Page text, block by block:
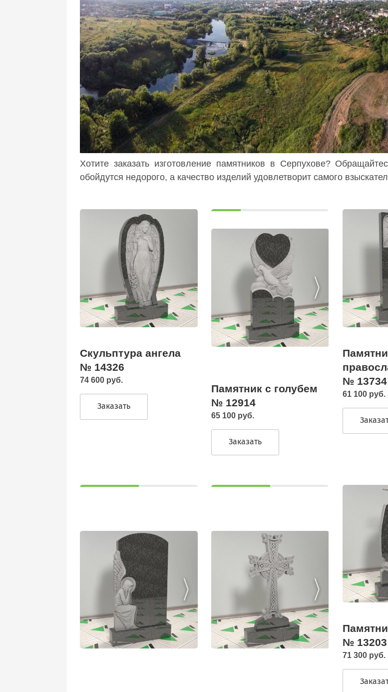
Хотите заказать изготовление памятников в Серпухове?
обойдутся недорого, а качество изделий удовлетворит самого
Скульптура ангела
№ 14326
74 600 руб.
Заказать
Памятник с голубем
№ 12914
65 100 руб.
Заказать
№ 13734
61 100 руб.
№ 13203
71 300 руб.